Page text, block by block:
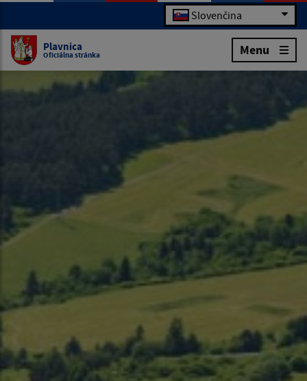
Slovenčina
Plavnica
Oficiálna stránka Menu